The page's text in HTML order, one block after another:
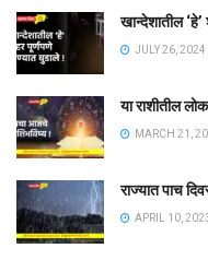
खान्देशातील
JULY 26, 2024
या राशीतील
MARCH 21,
राज्यात पाच
APRIL 10,